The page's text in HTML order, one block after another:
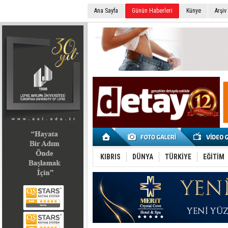
Ana Sayfa Günün Haberleri Künye Arşiv
KIBRIS DÜNYA TÜRKİYE EĞİTİM